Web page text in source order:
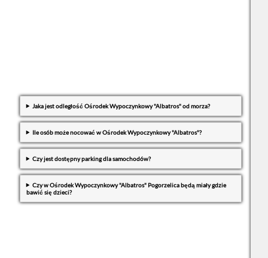
Jaka jest odległość Ośrodek Wypoczynkowy "Albatros" od morza?
Ile osób może nocować w Ośrodek Wypoczynkowy "Albatros"?
Czy jest dostępny parking dla samochodów?
Czy w Ośrodek Wypoczynkowy "Albatros" Pogorzelica będą miały gdzie
bawić się dzieci?